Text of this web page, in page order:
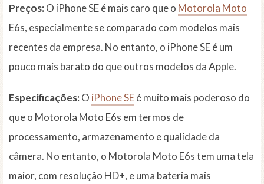
Preços:O iPhone SE é mais caro que o Motorola Moto
E6s, especialmente se comparado com modelos mais
recentes da empresa. No entanto, o iPhone SE é um
pouco mais barato do que outros modelos da Apple.
Especificações:O iPhone SEé muito mais poderoso do
que o Motorola Moto E6s em termos de
processamento, armazenamento e qualidade da
câmera. No entanto, o Motorola Moto E6s tem uma tela
maior, com resolução HD+, e uma bateria mais